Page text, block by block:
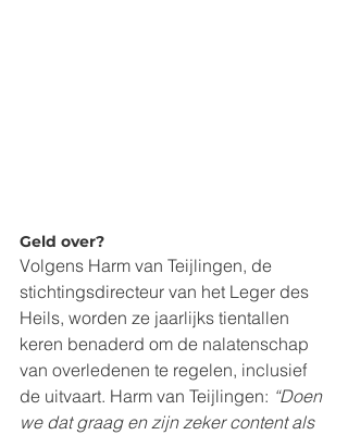
Geld over?
Volgens Harm van Teijlingen, de
stichtingsdirecteur van het Leger des
Heils, worden ze jaarlijks tientallen
keren benaderd om de nalatenschap
van overledenen te regelen, inclusief
de uitvaart. Harm van Teijlingen: “Doen
we dat graag en zijn zeker content als